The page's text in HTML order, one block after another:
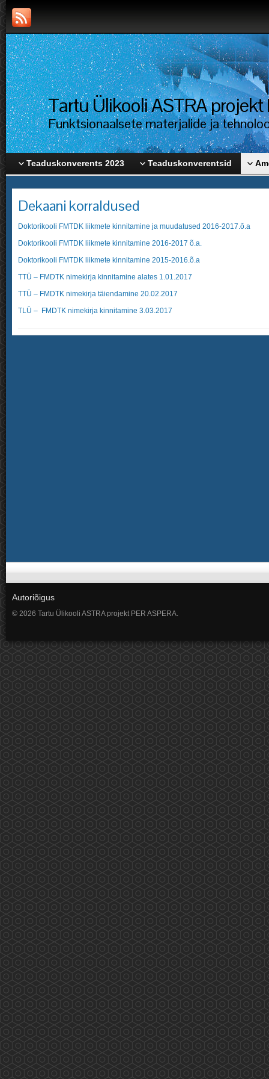
Tartu Ülikooli ASTRA projekt
Funktsionaalsete materjalide ja
Teaduskonverents 2023 Teaduskonverentsid
Dekaani korraldused
Doktorikooli FMTDK liikmete kinnitamine ja muudatused 2016-2017.õ.a
Doktorikooli FMTDK liikmete kinnitamine 2016-2017 õ.a.
Doktorikooli FMTDK liikmete kinnitamine 2015-2016.õ.a
TTÜ – FMDTK nimekirja kinnitamine alates 1.01.2017
TTÜ – FMDTK nimekirja täiendamine 20.02.2017
TLÜ – FMDTK nimekirja kinnitamine 3.03.2017
Autoriõigus
© 2026 Tartu Ülikooli ASTRA projekt PER ASPERA.